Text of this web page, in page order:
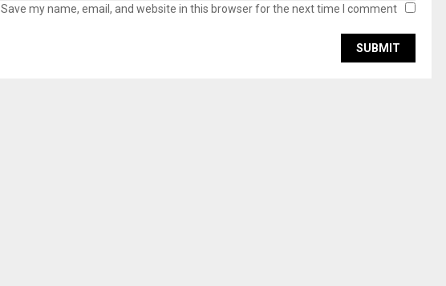
Save my name, email, and website in this browser for the next time I comment.